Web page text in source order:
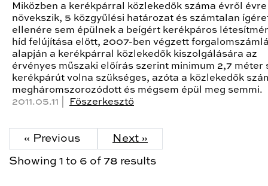
Miközben a kerékpárral közlekedők száma évről évre
növekszik, 5 közgyűlési határozat és számtalan
ellenére sem épülnek a beígért kerékpáros
híd felújítása előtt, 2007-ben végzett
alapján a kerékpárral közlekedők kiszolgálására az
érvényes műszaki előírás szerint minimum 2,7 méter
kerékpárút volna szükséges, azóta a közlekedők
megháromszorozódott és mégsem épül meg semmi.
2011.05.11 |
Főszerkesztő
« Previous Next »
Showing 1 to 6 of 78 results